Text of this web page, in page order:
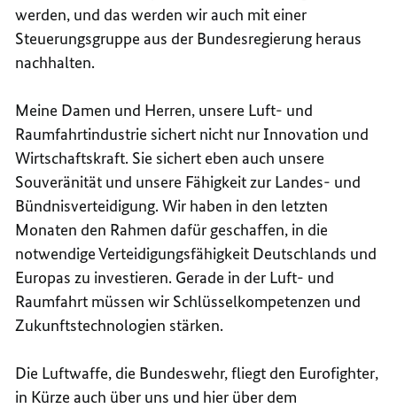
werden, und das werden wir auch mit einer
Steuerungsgruppe aus der Bundesregierung heraus
nachhalten.
Meine Damen und Herren, unsere Luft- und
Raumfahrtindustrie sichert nicht nur Innovation und
Wirtschaftskraft. Sie sichert eben auch unsere
Souveränität und unsere Fähigkeit zur Landes- und
Bündnisverteidigung. Wir haben in den letzten
Monaten den Rahmen dafür geschaffen, in die
notwendige Verteidigungsfähigkeit Deutschlands und
Europas zu investieren. Gerade in der Luft- und
Raumfahrt müssen wir Schlüsselkompetenzen und
Zukunftstechnologien stärken.
Die Luftwaffe, die Bundeswehr, fliegt den Eurofighter,
in Kürze auch über uns und hier über dem